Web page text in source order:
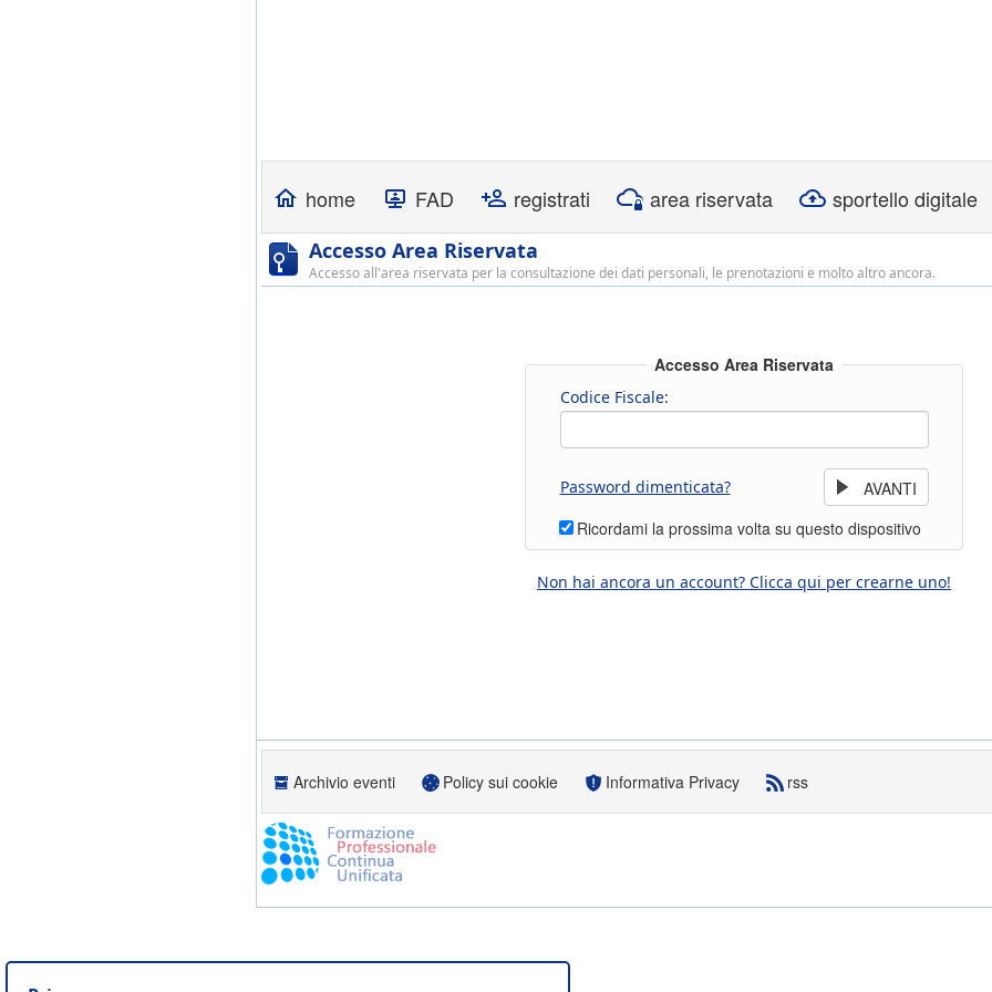
home FAD registrati area riservata sportello digitale
Accesso Area Riservata
Accesso all'area riservata per la consultazione dei dati personali, le prenotazioni e molto altro ancora.
Accesso Area Riservata
Codice Fiscale:
Password dimenticata?
Ricordami la prossima volta su questo dispositivo
Non hai ancora un account? Clicca qui per crearne uno!
Archivio eventi Policy sui cookie Informativa Privacy rss